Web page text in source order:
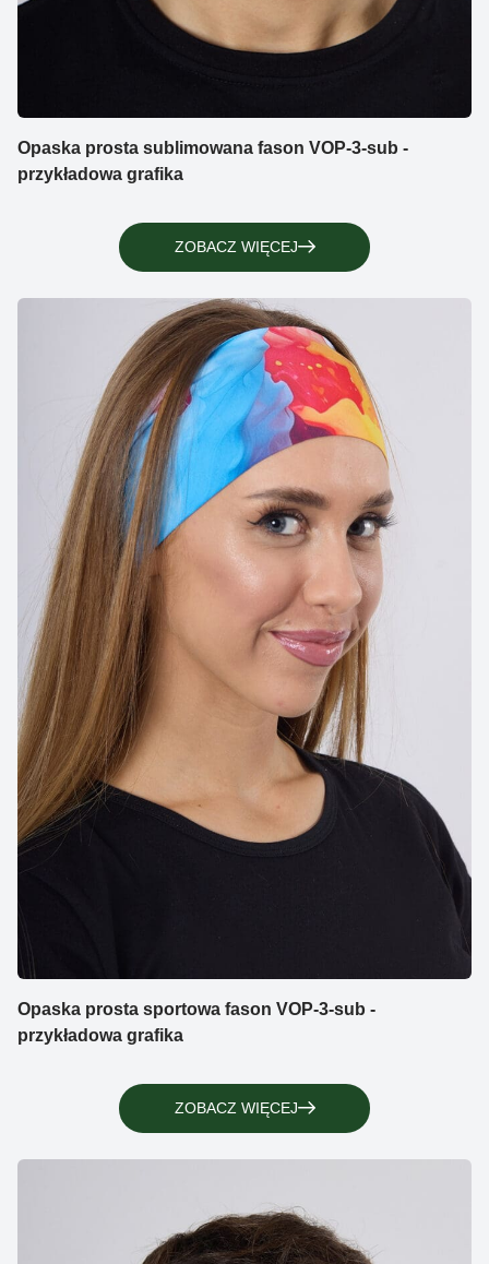
Opaska prosta sublimowana fason VOP-3-sub -
przykładowa grafika
ZOBACZ WIĘCEJ
Opaska prosta sportowa fason VOP-3-sub -
przykładowa grafika
ZOBACZ WIĘCEJ